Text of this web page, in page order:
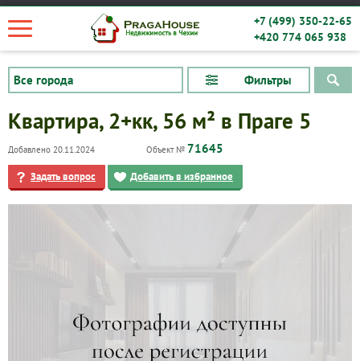
+7 (499) 350-22-65
+420 774 065 938
Фильтры
Квартира, 2+кк, 56 м² в Праге 5
Добавлено 20.11.2024 Объект № 71645
Задать вопрос Добавить в избранное